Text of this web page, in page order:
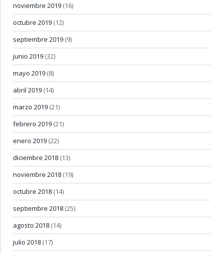
noviembre 2019 (16)
octubre 2019 (12)
septiembre 2019 (9)
junio 2019 (32)
mayo 2019 (8)
abril 2019 (14)
marzo 2019 (21)
febrero 2019 (21)
enero 2019 (22)
diciembre 2018 (13)
noviembre 2018 (19)
octubre 2018 (14)
septiembre 2018 (25)
agosto 2018 (14)
julio 2018 (17)